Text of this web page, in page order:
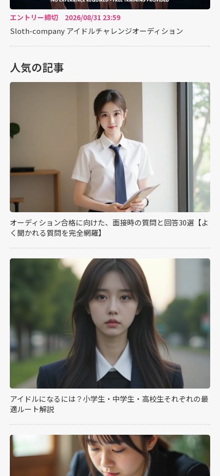
エントリー締切 2026/08/31 23:59
Sloth-company アイドルチャレンジオーディション
人気の記事
オーディション合格に向けた、面接時の質問と回答30選【よ
く聞かれる質問を完全網羅】
アイドルになるには？小学生・中学生・高校生それぞれの最
適ルート解説